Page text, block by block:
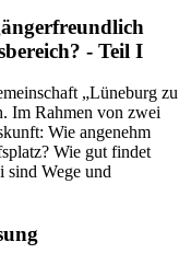
- Teil I
„Lüneburg zu
Im Rahmen von zwei
Wie angenehm
Wie gut findet
sind Wege und